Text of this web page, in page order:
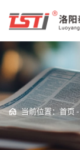
当前位置：首页 -